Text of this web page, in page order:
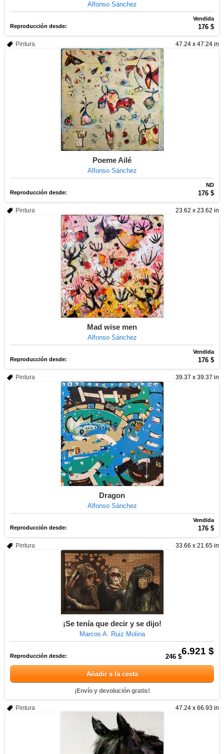
Alfonso Sánchez
Vendida
Reproducción desde:
176 $
47.24 x 47.24 in
Pintura
Poeme Ailé
Alfonso Sánchez
ND
Reproducción desde:
176 $
23.62 x 23.62 in
Pintura
Mad wise men
Alfonso Sánchez
Vendida
Reproducción desde:
176 $
39.37 x 39.37 in
Pintura
Dragon
Alfonso Sánchez
Vendida
Reproducción desde:
176 $
33.66 x 21.65 in
Pintura
¡Se tenía que decir y se dijo!
Marcos A. Ruiz Molina
6.921 $
Reproducción desde: 246 $
Añadir a la cesta
¡Envío y devolución gratis!
47.24 x 66.93 in
Pintura